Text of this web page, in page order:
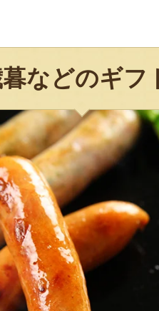
などのギフ